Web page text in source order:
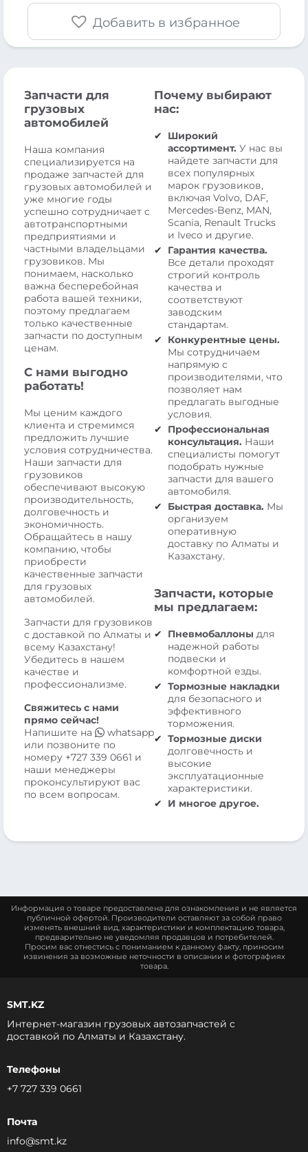
Добавить в избранное
Запчасти для
грузовых
автомобилей
Наша компания
специализируется на
продаже запчастей для
грузовых автомобилей и
уже многие годы
успешно сотрудничает с
автотранспортными
предприятиями и
частными владельцами
грузовиков. Мы
понимаем, насколько
важна бесперебойная
работа вашей техники,
поэтому предлагаем
только качественные
запчасти по доступным
ценам.
С нами выгодно
работать!
Мы ценим каждого
клиента и стремимся
предложить лучшие
условия сотрудничества.
Наши запчасти для
грузовиков
обеспечивают высокую
производительность,
долговечность и
экономичность.
Обращайтесь в нашу
компанию, чтобы
приобрести
качественные запчасти
для грузовых
автомобилей.
Запчасти для грузовиков
с доставкой по Алматы и
всему Казахстану!
Убедитесь в нашем
качестве и
профессионализме.
Свяжитесь с нами
прямо сейчас!
Напишите на
whatsapp
или позвоните по
номеру +727 339 0661 и
наши менеджеры
проконсультируют вас
по всем вопросам.
Почему выбирают
нас:
Широкий
ассортимент. У нас вы
найдете запчасти для
всех популярных
марок грузовиков,
включая Volvo, DAF,
Mercedes-Benz, MAN,
Scania, Renault Trucks
и Iveco и другие.
Гарантия качества.
Все детали проходят
строгий контроль
качества и
соответствуют
заводским
стандартам.
Конкурентные цены.
Мы сотрудничаем
напрямую с
производителями, что
позволяет нам
предлагать выгодные
условия.
Профессиональная
консультация. Наши
специалисты помогут
подобрать нужные
запчасти для вашего
автомобиля.
Быстрая доставка. Мы
организуем
оперативную
доставку по Алматы и
Казахстану.
Запчасти, которые
мы предлагаем:
Пневмобаллоны для
надежной работы
подвески и
комфортной езды.
Тормозные накладки
для безопасного и
эффективного
торможения.
Тормозные диски
долговечность и
высокие
эксплуатационные
характеристики.
И многое другое.
Информация о товаре предоставлена для ознакомления и не является
публичной офертой. Производители оставляют за собой право
изменять внешний вид, характеристики и комплектацию товара,
предварительно не уведомляя продавцов и потребителей.
Просим вас отнестись с пониманием к данному факту, приносим
извинения за возможные неточности в описании и фотографиях
товара.
SMT.KZ
Интернет-магазин грузовых автозапчастей c
доставкой по Алматы и Казахстану.
Телефоны
+7 727 339 0661
Почта
info@smt.kz